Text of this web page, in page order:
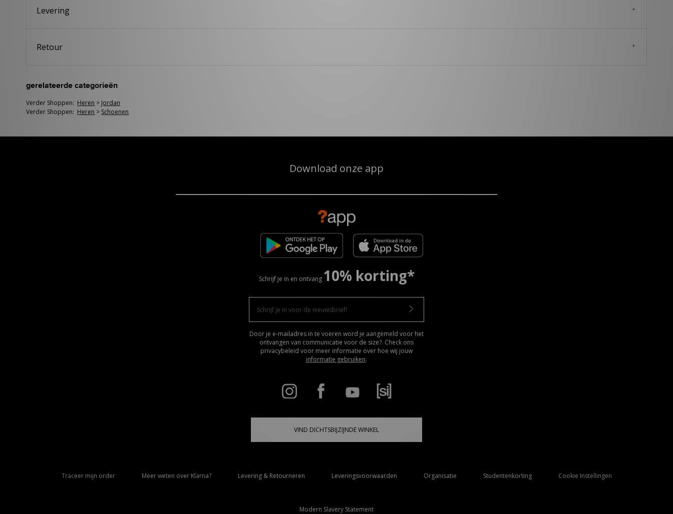
Levering
Retour
gerelateerde categorieën
Verder Shoppen: Heren > Jordan
Verder Shoppen: Heren > Schoenen
Download onze app
Schrijf je in en ontvang 10% korting*
Door je e-mailadres in te voeren word je aangemeld voor het
ontvangen van communicatie voor de size?. Check ons
privacybeleid voor meer informatie over hoe wij jouw
informatie gebruiken.
VIND DICHTSBIJZIJNDE WINKEL
Traceer mijn order Meer weten over Klarna? Levering & Retourneren Leveringsvoorwaarden Organisatie Studentenkorting Cookie Instellingen
Modern Slavery Statement